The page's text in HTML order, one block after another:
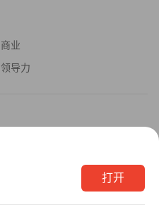
商业
领导力
打开